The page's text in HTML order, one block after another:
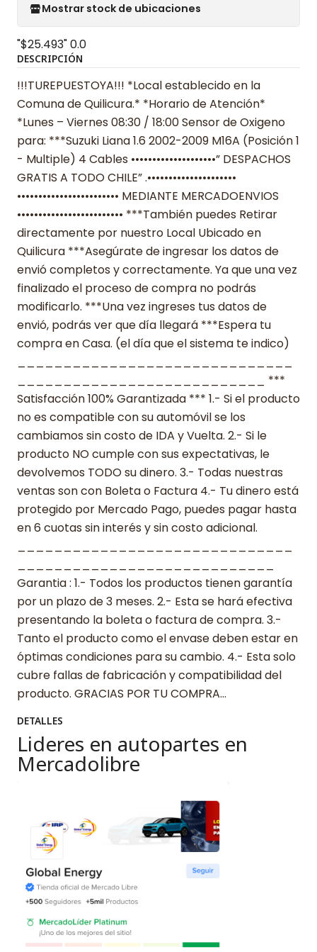
Mostrar stock de ubicaciones
"$25.493"0.0
DESCRIPCIÓN
!!!TUREPUESTOYA!!! *Local establecido en la
Comuna de Quilicura.* *Horario de Atención*
*Lunes – Viernes 08:30 / 18:00 Sensor de Oxigeno
para: ***Suzuki Liana 1.6 2002-2009 M16A (Posición 1
- Multiple) 4 Cables ••••••••••••••••••••” DESPACHOS
GRATIS A TODO CHILE” .•••••••••••••••••••••
•••••••••••••••••••••••• MEDIANTE MERCADOENVIOS
••••••••••••••••••••••••• ***También puedes Retirar
directamente por nuestro Local Ubicado en
Quilicura ***Asegúrate de ingresar los datos de
envió completos y correctamente. Ya que una vez
finalizado el proceso de compra no podrás
modificarlo. ***Una vez ingreses tus datos de
envió, podrás ver que día llegará ***Espera tu
compra en Casa. (el día que el sistema te indico)
___________________________ ***
Satisfacción 100% Garantizada *** 1.- Si el producto
no es compatible con su automóvil se los
cambiamos sin costo de IDA y Vuelta. 2.- Si le
producto NO cumple con sus expectativas, le
devolvemos TODO su dinero. 3.- Todas nuestras
ventas son con Boleta o Factura 4.- Tu dinero está
protegido por Mercado Pago, puedes pagar hasta
en 6 cuotas sin interés y sin costo adicional.
Garantia : 1.- Todos los productos tienen garantía
por un plazo de 3 meses. 2.- Esta se hará efectiva
presentando la boleta o factura de compra. 3.-
Tanto el producto como el envase deben estar en
óptimas condiciones para su cambio. 4.- Esta solo
cubre fallas de fabricación y compatibilidad del
producto. GRACIAS POR TU COMPRA…
DETALLES
Lideres en autopartes en
Mercadolibre